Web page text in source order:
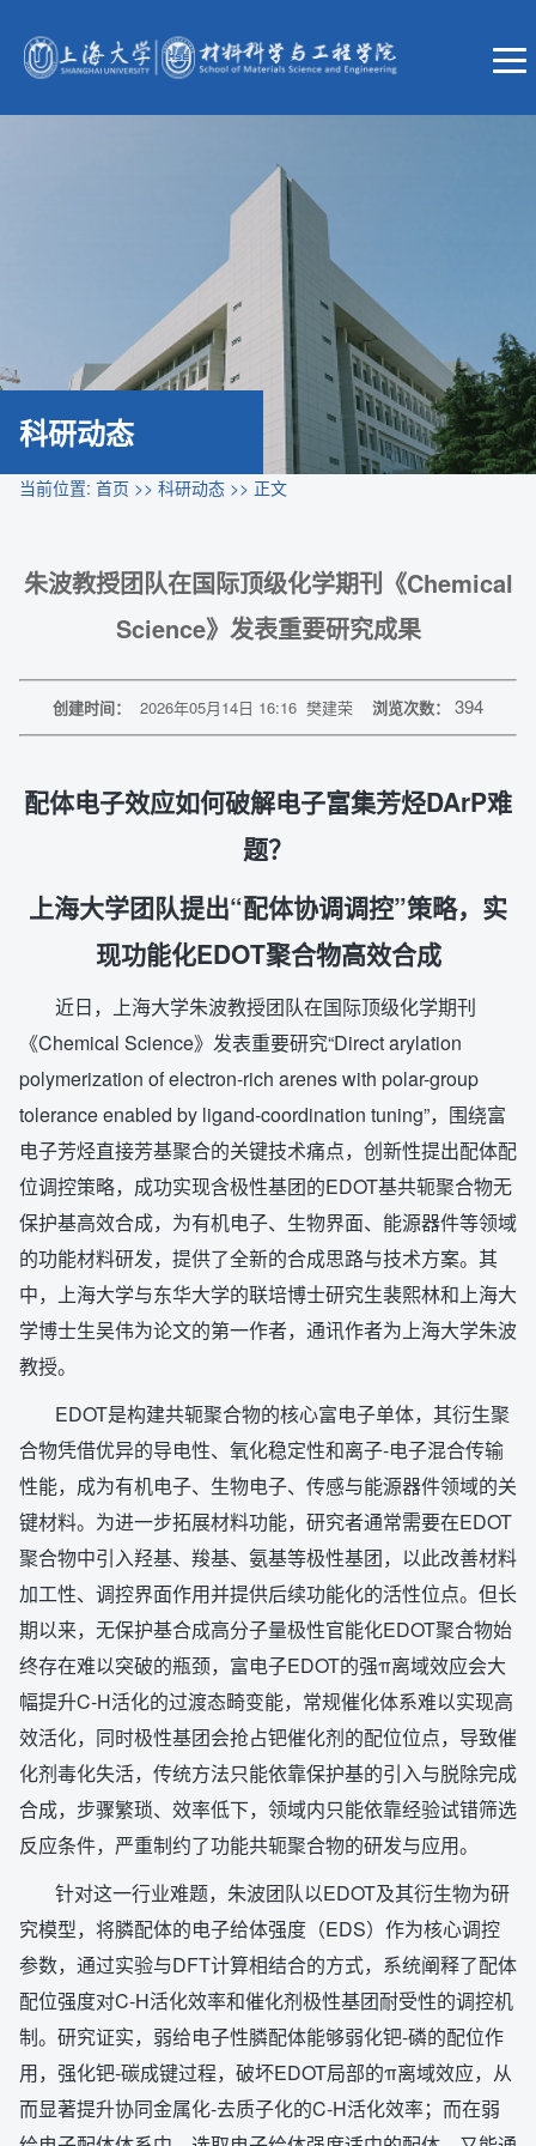
科研动态
当前位置: 首页 >> 科研动态 >> 正文
朱波教授团队在国际顶级化学期刊《Chemical
Science》发表重要研究成果
创建时间： 2026年05月14日 16:16 樊建荣 浏览次数： 394
配体电子效应如何破解电子富集芳烃DArP难
题？
上海大学团队提出“配体协调调控”策略，实
现功能化EDOT聚合物高效合成
近日，上海大学朱波教授团队在国际顶级化学期刊
《Chemical Science》发表重要研究“Direct arylation
polymerization of electron-rich arenes with polar-group
tolerance enabled by ligand-coordination tuning”，围绕富
电子芳烃直接芳基聚合的关键技术痛点，创新性提出配体配
位调控策略，成功实现含极性基团的EDOT基共轭聚合物无
保护基高效合成，为有机电子、生物界面、能源器件等领域
的功能材料研发，提供了全新的合成思路与技术方案。其
中，上海大学与东华大学的联培博士研究生裴熙林和上海大
学博士生吴伟为论文的第一作者，通讯作者为上海大学朱波
教授。
EDOT是构建共轭聚合物的核心富电子单体，其衍生聚
合物凭借优异的导电性、氧化稳定性和离子-电子混合传输
性能，成为有机电子、生物电子、传感与能源器件领域的关
键材料。为进一步拓展材料功能，研究者通常需要在EDOT
聚合物中引入羟基、羧基、氨基等极性基团，以此改善材料
加工性、调控界面作用并提供后续功能化的活性位点。但长
期以来，无保护基合成高分子量极性官能化EDOT聚合物始
终存在难以突破的瓶颈，富电子EDOT的强π离域效应会大
幅提升C-H活化的过渡态畸变能，常规催化体系难以实现高
效活化，同时极性基团会抢占钯催化剂的配位位点，导致催
化剂毒化失活，传统方法只能依靠保护基的引入与脱除完成
合成，步骤繁琐、效率低下，领域内只能依靠经验试错筛选
反应条件，严重制约了功能共轭聚合物的研发与应用。
针对这一行业难题，朱波团队以EDOT及其衍生物为研
究模型，将膦配体的电子给体强度（EDS）作为核心调控
参数，通过实验与DFT计算相结合的方式，系统阐释了配体
配位强度对C-H活化效率和催化剂极性基团耐受性的调控机
制。研究证实，弱给电子性膦配体能够弱化钯-磷的配位作
用，强化钯-碳成键过程，破坏EDOT局部的π离域效应，从
而显著提升协同金属化-去质子化的C-H活化效率；而在弱